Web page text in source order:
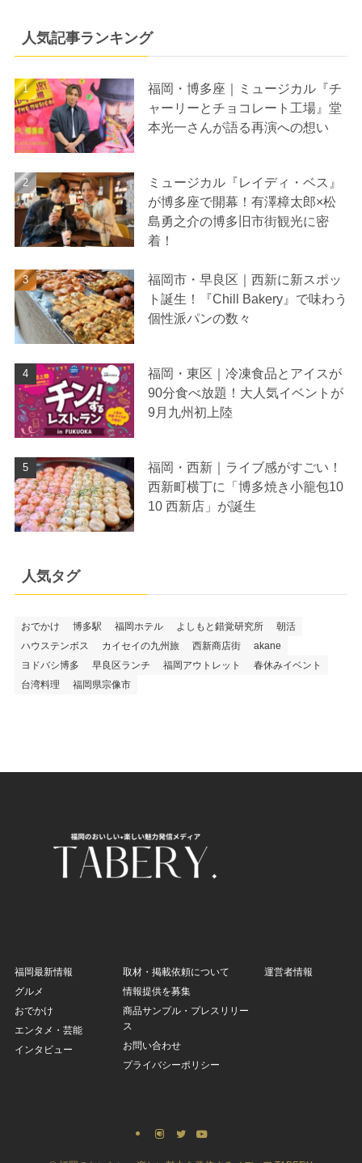
人気記事ランキング
福岡・博多座｜ミュージカル『チ
ャーリーとチョコレート工場』堂
本光一さんが語る再演への想い
ミュージカル『レイディ・ベス』
が博多座で開幕！有澤樟太郎×松
島勇之介の博多旧市街観光に密
着！
福岡市・早良区｜西新に新スポッ
ト誕生！『Chill Bakery』で味わう
個性派パンの数々
福岡・東区｜冷凍食品とアイスが
90分食べ放題！大人気イベントが
9月九州初上陸
福岡・西新｜ライブ感がすごい！
西新町横丁に「博多焼き小籠包10
10 西新店」が誕生
人気タグ
おでかけ 博多駅 福岡ホテル よしもと錯覚研究所
朝活
ハウステンボス
カイセイの九州旅 西新商店街
akane
ヨドバシ博多
早良区ランチ 福岡アウトレット
春休みイベント
台湾料理
福岡県宗像市
福岡最新情報
グルメ
おでかけ
エンタメ・芸能
インタビュー
取材・掲載依頼について
情報提供を募集
商品サンプル・プレスリリー
ス
お問い合わせ
プライバシーポリシー
運営者情報